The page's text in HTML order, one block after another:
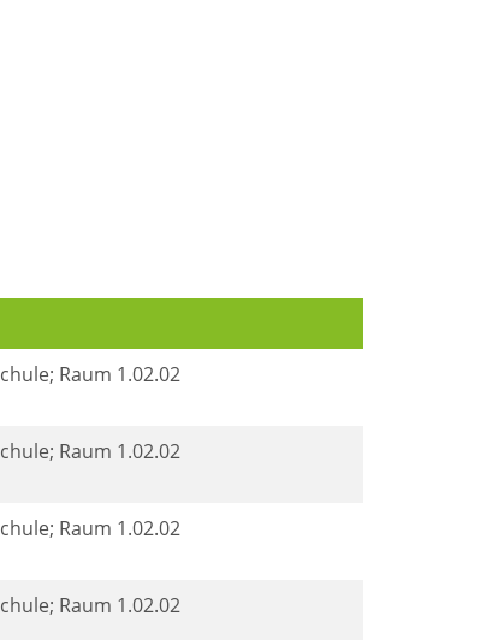
Raum 1.02.02
Raum 1.02.02
Raum 1.02.02
Raum 1.02.02